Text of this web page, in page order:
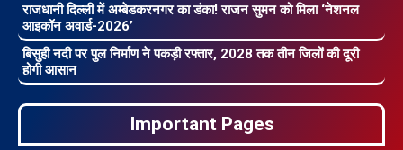
राजधानी दिल्ली में अम्बेडकरनगर का डंका! राजन सुमन को मिला ‘नेशनल
आइकॉन अवार्ड-2026’
बिसुही नदी पर पुल निर्माण ने पकड़ी रफ्तार, 2028 तक तीन जिलों की दूरी
होगी आसान
Important Pages